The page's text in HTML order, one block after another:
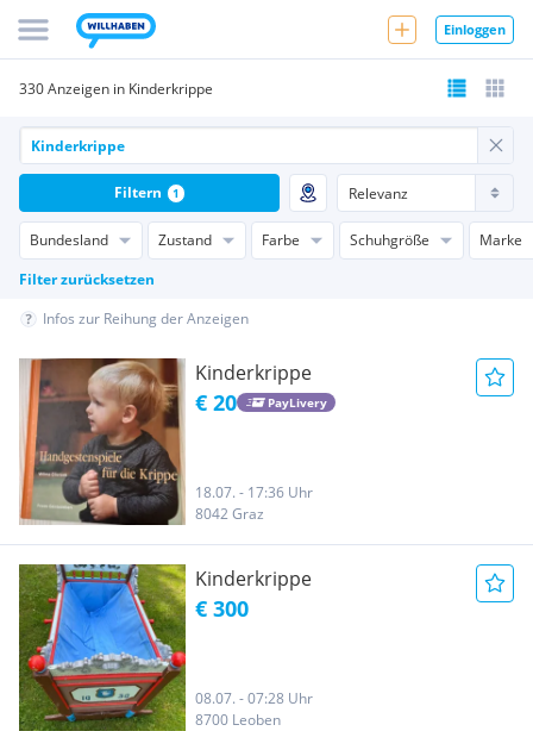
Einloggen
330 Anzeigen in Kinderkrippe
Bundesland Zustand Farbe Schuhgröße
Marke
Filter zurücksetzen
Filtern 1
Infos zur Reihung der Anzeigen
Kinderkrippe
€ 20 PayLivery
18.07. - 17:36 Uhr
8042 Graz
Kinderkrippe
€ 300
08.07. - 07:28 Uhr
8700 Leoben